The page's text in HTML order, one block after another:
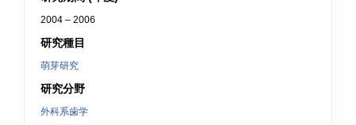
2004 – 2006
研究種目
萌芽研究
研究分野
外科系歯学